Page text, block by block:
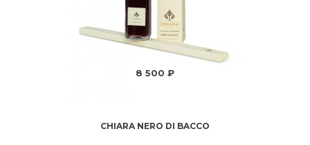
8 500 ₽
CHIARA NERO DI BACCO